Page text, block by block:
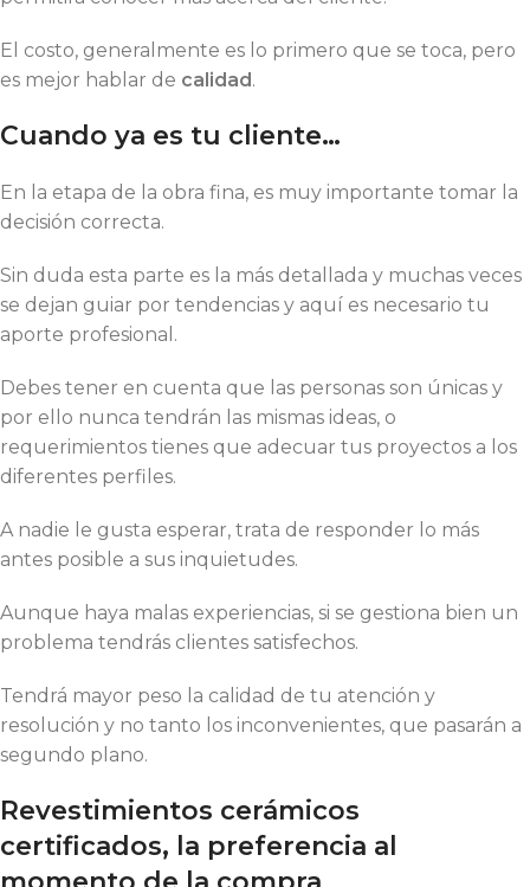
El costo, generalmente es lo primero que se toca, pero
es mejor hablar de calidad.
Cuando ya es tu cliente…
En la etapa de la obra fina, es muy importante tomar la
decisión correcta.
Sin duda esta parte es la más detallada y muchas veces
se dejan guiar por tendencias y aquí es necesario tu
aporte profesional.
Debes tener en cuenta que las personas son únicas y
por ello nunca tendrán las mismas ideas, o
requerimientos tienes que adecuar tus proyectos a los
diferentes perfiles.
A nadie le gusta esperar, trata de responder lo más
antes posible a sus inquietudes.
Aunque haya malas experiencias, si se gestiona bien un
problema tendrás clientes satisfechos.
Tendrá mayor peso la calidad de tu atención y
resolución y no tanto los inconvenientes, que pasarán a
segundo plano.
Revestimientos cerámicos
certificados, la preferencia al